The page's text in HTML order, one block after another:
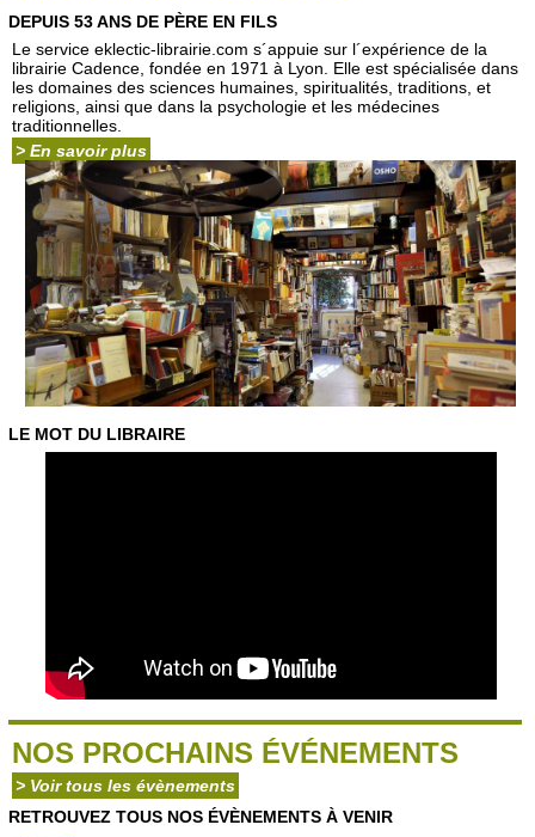
DEPUIS 53 ANS DE PÈRE EN FILS
Le service eklectic-librairie.com s´appuie sur l´expérience de la
librairie Cadence, fondée en 1971 à Lyon. Elle est spécialisée dans
les domaines des sciences humaines, spiritualités, traditions, et
religions, ainsi que dans la psychologie et les médecines
traditionnelles.
> En savoir plus
LE MOT DU LIBRAIRE
NOS PROCHAINS ÉVÉNEMENTS
> Voir tous les évènements
RETROUVEZ TOUS NOS ÉVÈNEMENTS À VENIR